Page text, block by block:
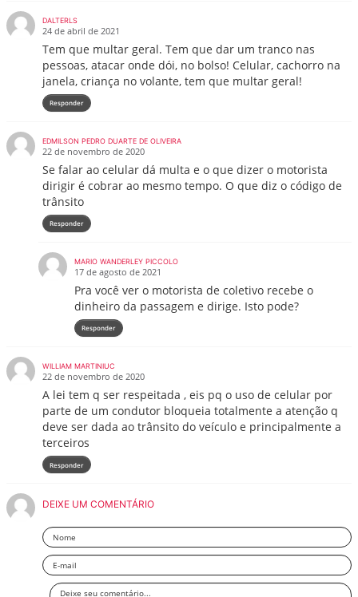
DALTERLS
24 de abril de 2021
Tem que multar geral. Tem que dar um tranco nas
pessoas, atacar onde dói, no bolso! Celular, cachorro na
janela, criança no volante, tem que multar geral!
Responder
EDMILSON PEDRO DUARTE DE OLIVEIRA
22 de novembro de 2020
Se falar ao celular dá multa e o que dizer o motorista
dirigir é cobrar ao mesmo tempo. O que diz o código de
trânsito
Responder
MARIO WANDERLEY PICCOLO
17 de agosto de 2021
Pra você ver o motorista de coletivo recebe o
dinheiro da passagem e dirige. Isto pode?
Responder
WILLIAM MARTINIUC
22 de novembro de 2020
A lei tem q ser respeitada , eis pq o uso de celular por
parte de um condutor bloqueia totalmente a atenção q
deve ser dada ao trânsito do veículo e principalmente a
terceiros
Responder
DEIXE UM COMENTÁRIO
Nome
Email
Deixe